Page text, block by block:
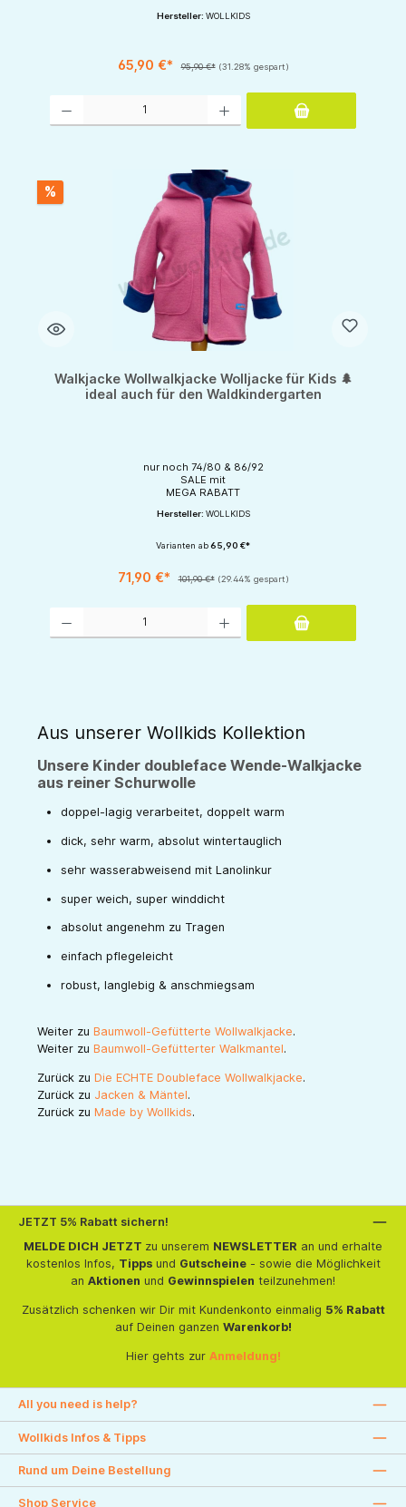
Hersteller: WOLLKIDS
65,90 €* 95,90 €* (31.28% gespart)
%
Walkjacke Wollwalkjacke Wolljacke für Kids 🌲
ideal auch für den Waldkindergarten
nur noch 74/80 & 86/92
SALE mit
MEGA RABATT
Hersteller: WOLLKIDS
Varianten ab65,90 €*
71,90 €* 101,90 €* (29.44% gespart)
Aus unserer Wollkids Kollektion
Unsere Kinder doubleface Wende-Walkjacke
aus reiner Schurwolle
doppel-lagig verarbeitet, doppelt warm
dick, sehr warm, absolut wintertauglich
sehr wasserabweisend mit Lanolinkur
super weich, super winddicht
absolut angenehm zu Tragen
einfach pflegeleicht
robust, langlebig & anschmiegsam
Weiter zu Baumwoll-Gefütterte Wollwalkjacke.
Weiter zu Baumwoll-Gefütterter Walkmantel.
Zurück zu Die ECHTE Doubleface Wollwalkjacke.
Zurück zu Jacken & Mäntel.
Zurück zu Made by Wollkids.
JETZT 5% Rabatt sichern!
MELDE DICH JETZT zu unserem NEWSLETTER an und erhalte
kostenlos Infos, Tippsund Gutscheine- sowie die Möglichkeit
an Aktionen und Gewinnspielen teilzunehmen!
Zusätzlich schenken wir Dir mit Kundenkonto einmalig 5% Rabatt
auf Deinen ganzen Warenkorb!
Hier gehts zur Anmeldung!
All you need is help?
Wollkids Infos & Tipps
Rund um Deine Bestellung
Shop Service